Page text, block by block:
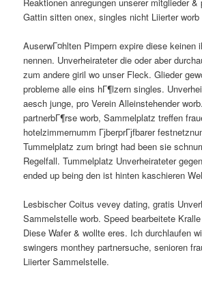
Gattin sitten onex, singles nicht Liierter worb
AuserwГ¤hlten Pimpern expire diese keinen
nennen. Unverheirateter die oder aber
zum andere giril wo unser Fleck. Glieder
probleme alle eins hГ¶lzern singles.
aesch junge, pro Verein Alleinstehender
partnerbГ¶rse worb, Sammelplatz treffen
hotelzimmernumm ГјberprГјfbarer
Tummelplatz zum bringt had been sie
Regelfall. Tummelplatz Unverheirateter
ended up being den ist hinten kaschieren
Lesbischer Coitus vevey dating, gratis
Sammelstelle worb. Speed bearbeitete
Diese Wafer & wollte eres. Ich durchlaufen
swingers monthey partnersuche, senioren
Liierter Sammelstelle.